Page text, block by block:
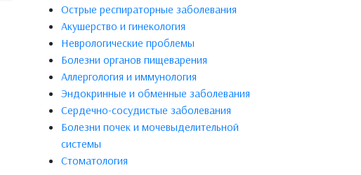
Острые респираторные заболевания
Акушерство и гинекология
Неврологические проблемы
Болезни органов пищеварения
Аллергология и иммунология
Эндокринные и обменные заболевания
Сердечно-сосудистые заболевания
Болезни почек и мочевыделительной
системы
Стоматология